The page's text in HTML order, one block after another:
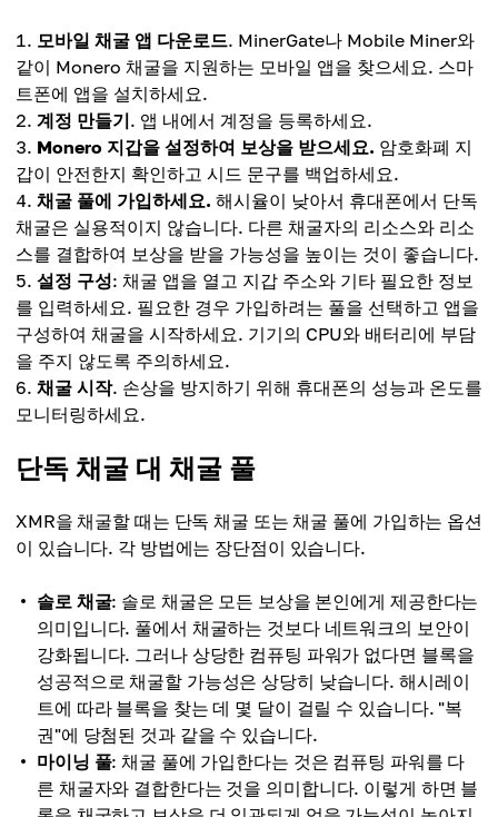
모바일 채굴 앱 다운로드. MinerGate나 Mobile Miner와
같이 Monero 채굴을 지원하는 모바일 앱을 찾으세요. 스마
트폰에 앱을 설치하세요.
계정 만들기. 앱 내에서 계정을 등록하세요.
Monero 지갑을 설정하여 보상을 받으세요. 암호화폐 지
갑이 안전한지 확인하고 시드 문구를 백업하세요.
채굴 풀에 가입하세요. 해시율이 낮아서 휴대폰에서 단독
채굴은 실용적이지 않습니다. 다른 채굴자의 리소스와 리소
스를 결합하여 보상을 받을 가능성을 높이는 것이 좋습니다.
설정 구성: 채굴 앱을 열고 지갑 주소와 기타 필요한 정보
를 입력하세요. 필요한 경우 가입하려는 풀을 선택하고 앱을
구성하여 채굴을 시작하세요. 기기의 CPU와 배터리에 부담
을 주지 않도록 주의하세요.
채굴 시작. 손상을 방지하기 위해 휴대폰의 성능과 온도를
모니터링하세요.
단독 채굴 대 채굴 풀
XMR을 채굴할 때는 단독 채굴 또는 채굴 풀에 가입하는 옵션
이 있습니다. 각 방법에는 장단점이 있습니다.
솔로 채굴: 솔로 채굴은 모든 보상을 본인에게 제공한다는
의미입니다. 풀에서 채굴하는 것보다 네트워크의 보안이
강화됩니다. 그러나 상당한 컴퓨팅 파워가 없다면 블록을
성공적으로 채굴할 가능성은 상당히 낮습니다. 해시레이
트에 따라 블록을 찾는 데 몇 달이 걸릴 수 있습니다. "복
권"에 당첨된 것과 같을 수 있습니다.
마이닝 풀: 채굴 풀에 가입한다는 것은 컴퓨팅 파워를 다
른 채굴자와 결합한다는 것을 의미합니다. 이렇게 하면 블